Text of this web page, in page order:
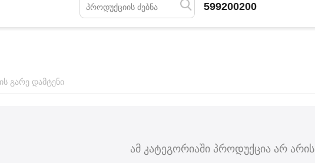
599200200
გარე დამტენი
ამ კატეგორიაში პროდუქცია არ არის